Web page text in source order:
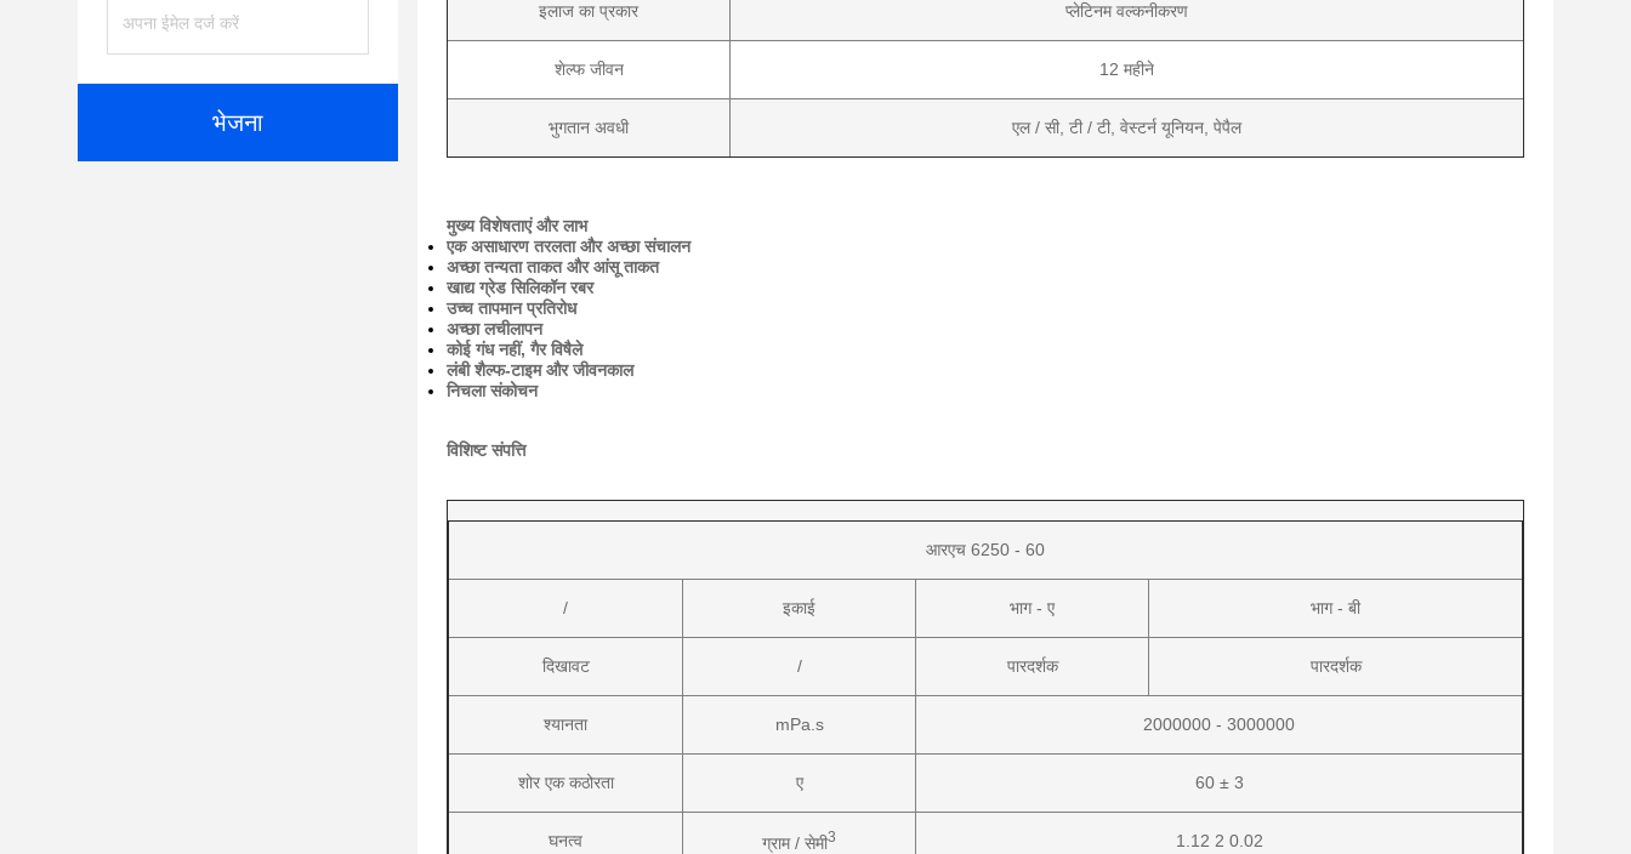
भेजना
इलाज का प्रकार प्लेटिनम वल्कनीकरण
शेल्फ जीवन 12 महीने
भुगतान अवधी एल / सी, टी / टी, वेस्टर्न यूनियन, पेपैल
मुख्य विशेषताएं और लाभ
एक असाधारण तरलता और अच्छा संचालन
अच्छा तन्यता ताकत और आंसू ताकत
खाद्य ग्रेड सिलिकॉन रबर
उच्च तापमान प्रतिरोध
अच्छा लचीलापन
कोई गंध नहीं, गैर विषैले
लंबी शैल्फ-टाइम और जीवनकाल
निचला संकोचन
विशिष्ट संपत्ति
आरएच 6250 - 60
/ इकाई भाग - ए भाग - बी
दिखावट / पारदर्शक पारदर्शक
श्यानता mPa.s 2000000 - 3000000
शोर एक कठोरता ए 60 ± 3
घनत्व ग्राम / सेमी3 1.12 2 0.02